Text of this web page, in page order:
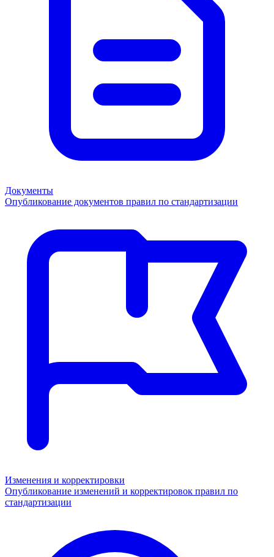
Документы
Опубликование документов правил по стандартизации
Изменения и корректировки
Опубликование изменений и корректировок правил по
стандартизации